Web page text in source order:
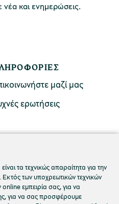
Στυμφαλίας
νέα και ενημερώσεις.
μαζί μας
ερωτήσεις
ΠΕΙΡΑΙΩΣ
τα τεχνικώς απαραίτητα για την
των υποχρεωτικών τεχνικών
εμπειρία σας, για να
για να σας προσφέρουμε